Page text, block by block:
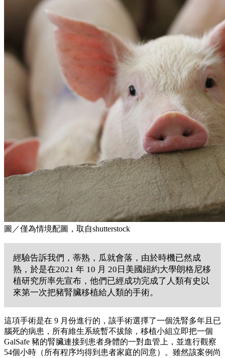
圖／僅為情境配圖，取自shutterstock
經驗告訴我們，蒂熟，瓜就會落，由於時機已然成
熟，於是在2021 年 10 月 20日美國紐約大學朗格尼移
植研究所率先宣布，他們已經成功完成了人類有史以
來第一次把豬腎臟移植給人類的手術。
這項手術是在 9 月份進行的，該手術選擇了一個洗腎多年且已
腦死的病患，所有維生系統暫不拔除，移植小組立即把一個
GalSafe 豬的腎臟連接到患者身體的一對血管上，並進行觀察
54個小時（所有程序均得到患者家庭的同意）。雖然該案例尚